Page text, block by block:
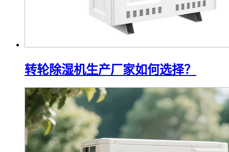
转轮除湿机生产厂家如何选择？